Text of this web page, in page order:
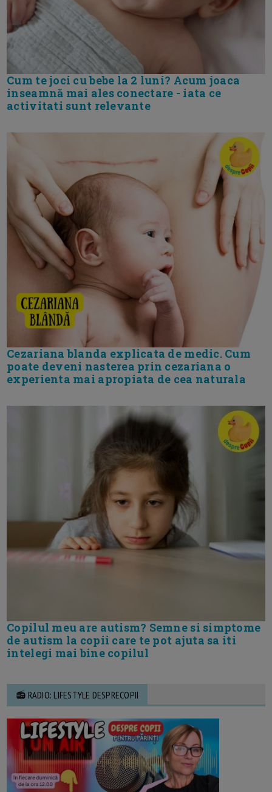
Cum te joci cu bebe la 2 luni? Acum joaca
inseamnă mai ales conectare - iata ce
activitati sunt relevante
Cezariana blanda explicata de medic. Cum
poate deveni nasterea prin cezariana o
experienta mai apropiata de cea naturala
Copilul meu are autism? Semne si simptome
de autism la copii care te pot ajuta sa iti
intelegi mai bine copilul
📻 RADIO: LIFESTYLE DESPRECOPII